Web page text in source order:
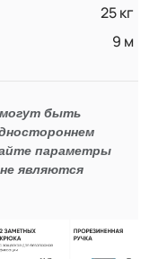
25 кг
9 м
могут быть
параметры
являются